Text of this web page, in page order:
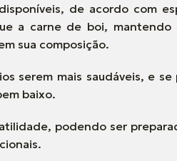
de acordo com
a carne de boi, mantendo
sua composição.
serem mais saudáveis, e
baixo.
podendo ser